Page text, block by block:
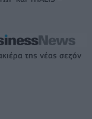
της νέας σεζόν